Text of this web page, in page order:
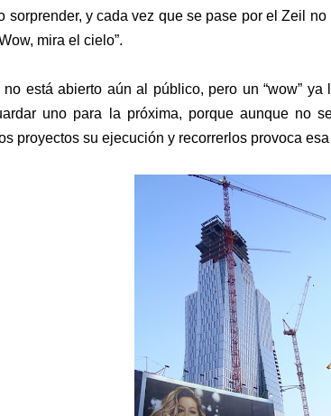
sorprender, y cada vez que se pase por el Zeil
mira el cielo”.
no está abierto aún al público, pero un “wow”
uno para la próxima, porque aunque no
proyectos su ejecución y recorrerlos provoca